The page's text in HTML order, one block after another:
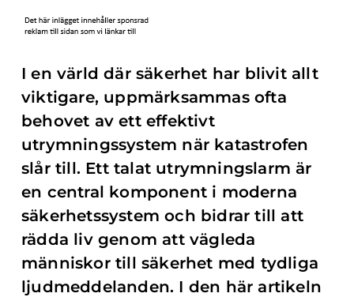
I en värld där säkerhet har blivit allt
viktigare, uppmärksammas ofta
behovet av ett effektivt
utrymningssystem när katastrofen
slår till. Ett talat utrymningslarm är
en central komponent i moderna
säkerhetssystem och bidrar till att
rädda liv genom att vägleda
människor till säkerhet med tydliga
ljudmeddelanden. I den här artikeln